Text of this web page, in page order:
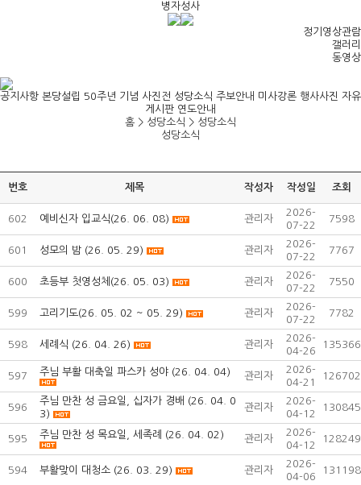
병자성사
정기영상관람
갤러리
동영상
공지사항 본당설립 50주년 기념 사진전 성당소식 주보안내 미사강론 행사사진 자유
게시판 연도안내
홈 > 성당소식 > 성당소식
성당소식
번호 제목 작성자 작성일 조회
602 예비신자 입교식(26. 06. 08) 관리자
2026-
07-22
7598
601 성모의 밤 (26. 05. 29) 관리자
2026-
07-22
7767
600 초등부 첫영성체(26. 05. 03) 관리자
2026-
07-22
7550
599 고리기도(26. 05. 02 ~ 05. 29) 관리자
2026-
07-22
7782
598 세례식 (26. 04. 26) 관리자
2026-
04-26
135366
597 주님 부활 대축일 파스카 성야 (26. 04. 04) 관리자
2026-
04-21
126702
596
주님 만찬 성 금요일, 십자가 경배 (26. 04. 0
3)
관리자
2026-
04-12
130845
595 주님 만찬 성 목요일, 세족례 (26. 04. 02) 관리자
2026-
04-12
128249
594 부활맞이 대청소 (26. 03. 29) 관리자
2026-
04-06
131198